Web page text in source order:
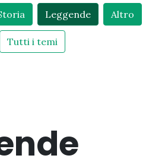
Leggende Altro
Tutti i temi